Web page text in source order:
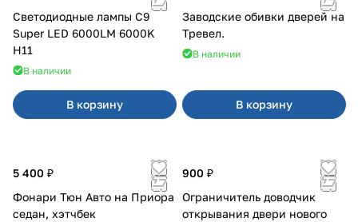
Светодиодные лампы C9
Super LED 6000LM 6000K
H11
В наличии
В корзину
Заводские обивки дверей на
Тревел.
В наличии
В корзину
5 400 ₽
Фонари Тюн Авто на Приора
седан, хэтчбек
900 ₽
Ограничитель доводчик
открывания двери нового